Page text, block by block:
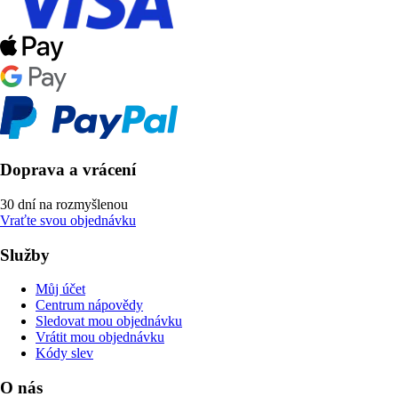
Doprava a vrácení
30 dní na rozmyšlenou
Vraťte svou objednávku
Služby
Můj účet
Centrum nápovědy
Sledovat mou objednávku
Vrátit mou objednávku
Kódy slev
O nás